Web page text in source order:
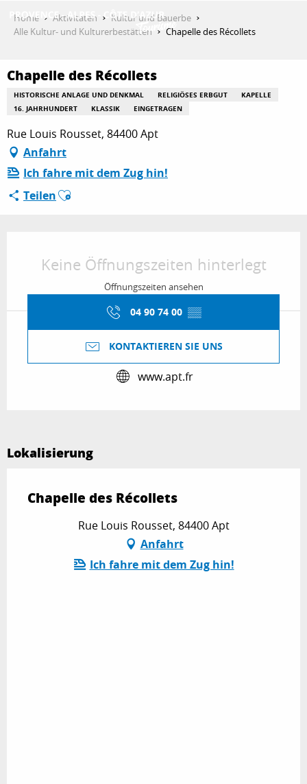
AKTIVITÄTEN
AUFENTHALT
Home Aktivitäten
Kultur und Bauerbe
Alle Kultur- und Kulturerbestätten
Chapelle des Récollets
Chapelle des Récollets
HISTORISCHE ANLAGE UND DENKMAL RELIGIÖSES ERBGUT
KAPELLE
16. JAHRHUNDERT
KLASSIK EINGETRAGEN
Rue Louis Rousset, 84400 Apt
Anfahrt
Ich fahre mit dem Zug hin!
TeilenAjouter aux favoris
Keine Öffnungszeiten hinterlegt
Öffnungszeiten ansehen
04 90 74 00 ▒▒
KONTAKTIEREN SIE UNS
www.apt.fr
Lokalisierung
Chapelle des Récollets
Rue Louis Rousset, 84400 Apt
Anfahrt
Ich fahre mit dem Zug hin!